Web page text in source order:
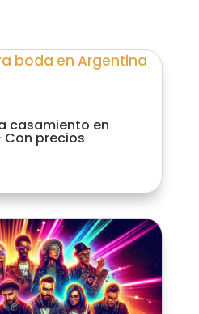
casamiento en
Con precios